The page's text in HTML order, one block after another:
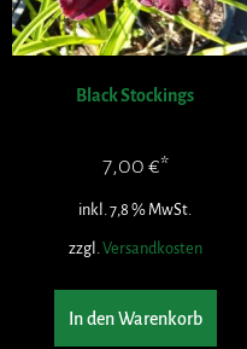
Black Stockings
7,00 €
inkl. 7,8 % MwSt.
zzgl.Versandkosten
In den Warenkorb